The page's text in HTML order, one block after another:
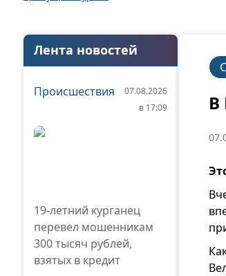
Лента новостей
Происшествия
07.08.2026
в 17:09
19-летний курганец
перевел мошенникам
300 тысяч рублей,
взятых в кредит
В